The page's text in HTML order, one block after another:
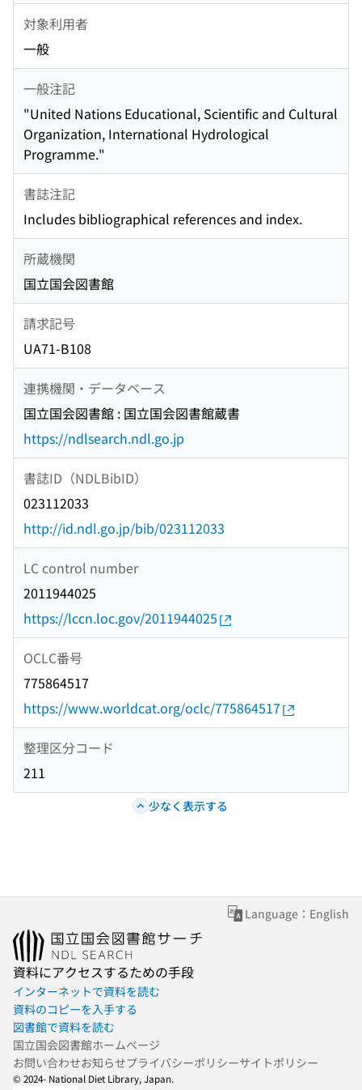
対象利用者
一般
一般注記
"United Nations Educational, Scientific and Cultural
Organization, International Hydrological
Programme."
書誌注記
Includes bibliographical references and index.
所蔵機関
国立国会図書館
請求記号
UA71-B108
連携機関・データベース
国立国会図書館 : 国立国会図書館蔵書
https://ndlsearch.ndl.go.jp
書誌ID（NDLBibID）
023112033
http://id.ndl.go.jp/bib/023112033
LC control number
2011944025
https://lccn.loc.gov/2011944025
OCLC番号
775864517
https://www.worldcat.org/oclc/775864517
整理区分コード
211
少なく表示する
Language：English
資料にアクセスするための手段
インターネットで資料を読む
資料のコピーを入手する
図書館で資料を読む
国立国会図書館ホームページ
お問い合わせお知らせプライバシーポリシーサイトポリシー
© 2024- National Diet Library, Japan.